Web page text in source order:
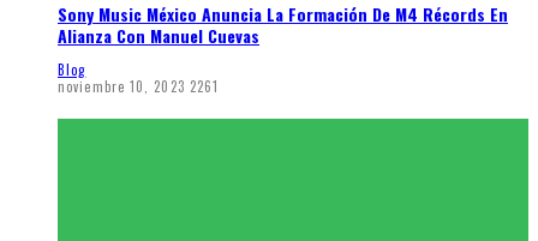
Sony Music México Anuncia La Formación De M4 Récords En
Alianza Con Manuel Cuevas
Blog
noviembre 10, 2023 2261